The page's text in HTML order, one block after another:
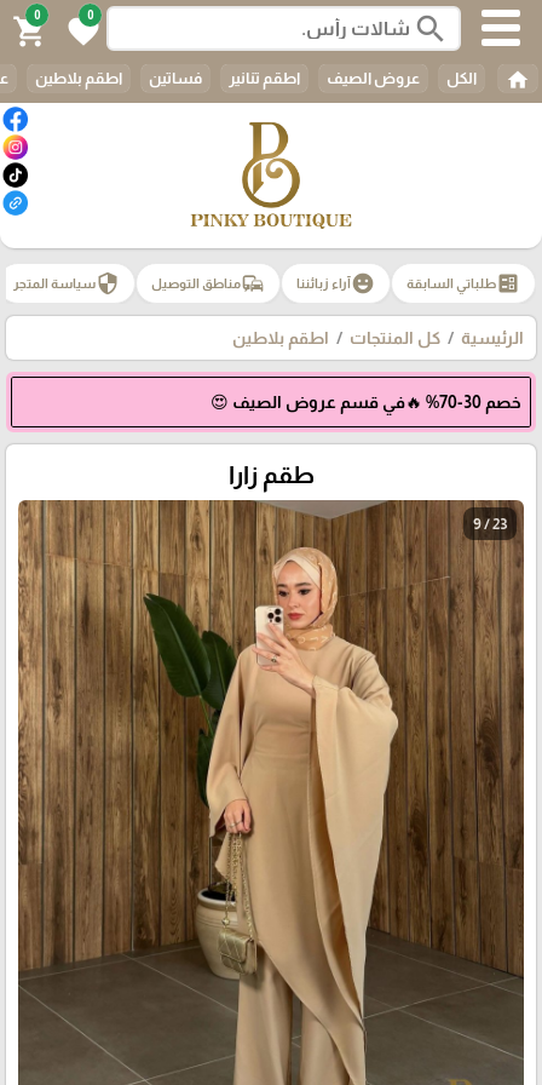
search
0
favorite
0
shopping_cart
home الكل عروض الصيف اطقم تنانير فساتين اطقم بلاطين
ballotطلباتي السابقة emoji_emotionsآراء زبائننا commuteمناطق التوصيل securityسياسة المتجر
الرئيسية كل المنتجات اطقم بلاطين
خصم 30-70% 🔥في قسم عروض الصيف 😍
طقم زارا
9 / 23